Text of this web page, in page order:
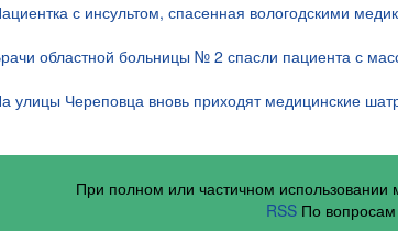
с инсультом, спасенная вологодскими
областной больницы № 2 спасли пациента с
улицы Череповца вновь приходят медицинские
При полном или частичном
RSSПо вопросам